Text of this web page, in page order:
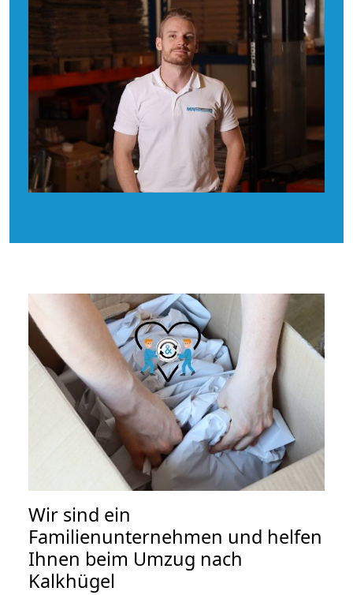
Wir sind ein
Familienunternehmen und helfen
Ihnen beim Umzug nach
Kalkhügel